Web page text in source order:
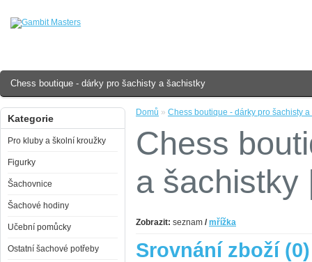
Chess boutique - dárky pro šachisty a šachistky
Kategorie
Pro kluby a školní kroužky
Figurky
Šachovnice
Šachové hodiny
Učební pomůcky
Ostatní šachové potřeby
Domů » Chess boutique - dárky pro šachisty a
Chess
a šachistky
Zobrazit: seznam / mřížka
Srovnání zboží (0)